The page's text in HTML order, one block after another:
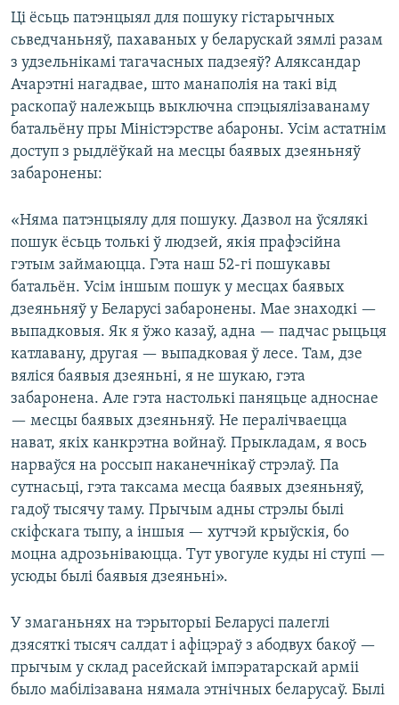
Ці ёсьць патэнцыял для пошуку гістарычных
сьведчаньняў, пахаваных у беларускай зямлі разам
з удзельнікамі тагачасных падзеяў? Аляксандар
Ачарэтні нагадвае, што манаполія на такі від
раскопаў належыць выключна спэцыялізаванаму
батальёну пры Міністэрстве абароны. Усім астатнім
доступ з рыдлёўкай на месцы баявых дзеяньняў
забаронены:
«Няма патэнцыялу для пошуку. Дазвол на ўсялякі
пошук ёсьць толькі ў людзей, якія прафэсійна
гэтым займаюцца. Гэта наш 52-гі пошукавы
батальён. Усім іншым пошук у месцах баявых
дзеяньняў у Беларусі забаронены. Мае знаходкі —
выпадковыя. Як я ўжо казаў, адна — падчас рыцьця
катлавану, другая — выпадковая ў лесе. Там, дзе
вяліся баявыя дзеяньні, я не шукаю, гэта
забаронена. Але гэта настолькі паняцьце адноснае
— месцы баявых дзеяньняў. Не пералічваецца
нават, якіх канкрэтна войнаў. Прыкладам, я вось
нарваўся на россып наканечнікаў стрэлаў. Па
сутнасьці, гэта таксама месца баявых дзеяньняў,
гадоў тысячу таму. Прычым адны стрэлы былі
скіфскага тыпу, а іншыя — хутчэй крыўскія, бо
моцна адрозьніваюцца. Тут увогуле куды ні ступі —
усюды былі баявыя дзеяньні».
У змаганьнях на тэрыторыі Беларусі палеглі
дзясяткі тысяч салдат і афіцэраў з абодвух бакоў —
прычым у склад расейскай імпэратарскай арміі
было мабілізавана нямала этнічных беларусаў. Былі